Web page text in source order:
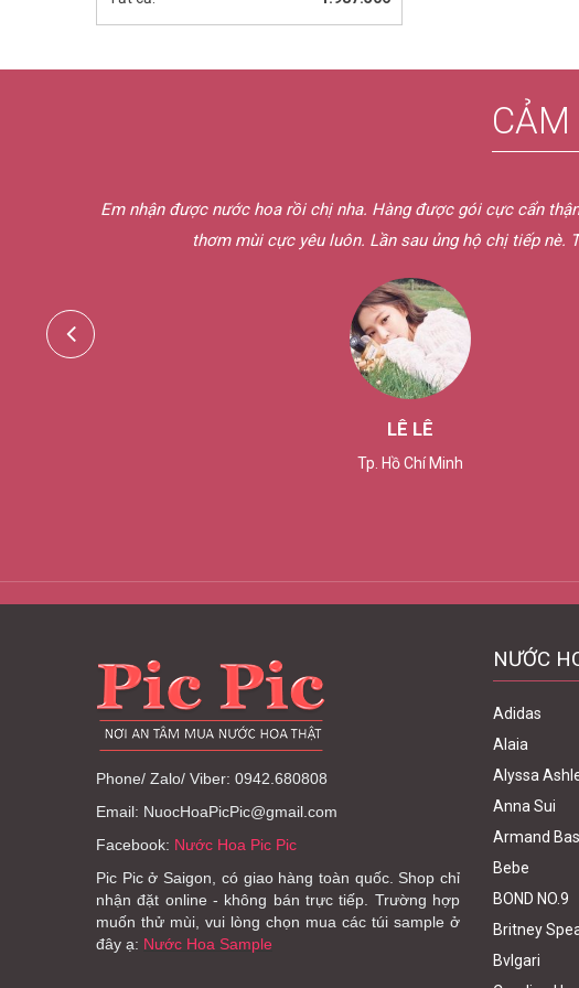
CẢM
Thanks chị Vân. Em rất thích cách phục vụ bên chị, rất nhiệt
giới thiệu cho bạn bè của em ủng hộ nước hoa
HOÀNG THUẬN
Tây Ninh
Phone/ Zalo/ Viber: 0942.680808
Email: NuocHoaPicPic@gmail.com
Facebook: Nước Hoa Pic Pic
Pic Pic ở Saigon, có giao hàng toàn quốc. Shop chỉ
nhận đặt online - không bán trực tiếp. Trường hợp
muốn thử mùi, vui lòng chọn mua các túi sample ở
đây ạ: Nước Hoa Sample
NƯỚC
Adidas
Alaia
Alyssa
Anna Sui
Armand
Bebe
BOND NO.9
Britney
Bvlgari